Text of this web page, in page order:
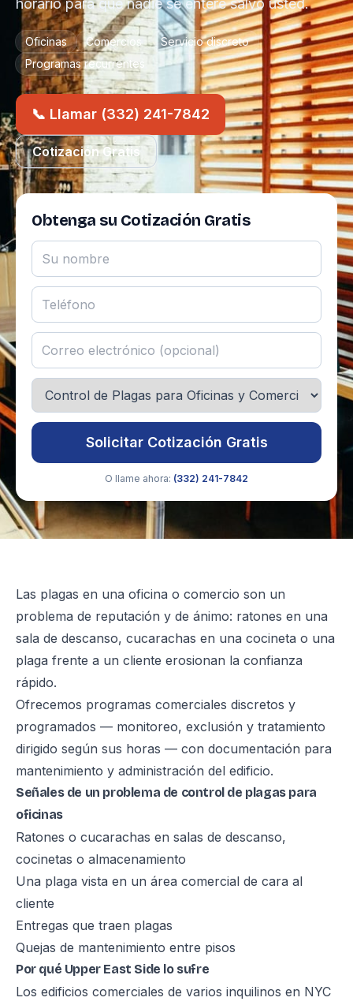
horario para que nadie se entere salvo usted.
Oficinas Comercios
Servicio discreto
Programas recurrentes
📞 Llamar (332) 241-7842
Cotización Gratis
Obtenga su Cotización Gratis
Solicitar Cotización Gratis
O llame ahora: (332) 241-7842
Las plagas en una oficina o comercio son un
problema de reputación y de ánimo: ratones en una
sala de descanso, cucarachas en una cocineta o una
plaga frente a un cliente erosionan la confianza
rápido.
Ofrecemos programas comerciales discretos y
programados — monitoreo, exclusión y tratamiento
dirigido según sus horas — con documentación para
mantenimiento y administración del edificio.
Señales de un problema de control de plagas para
oficinas
Ratones o cucarachas en salas de descanso,
cocinetas o almacenamiento
Una plaga vista en un área comercial de cara al
cliente
Entregas que traen plagas
Quejas de mantenimiento entre pisos
Por qué Upper East Side lo sufre
Los edificios comerciales de varios inquilinos en NYC